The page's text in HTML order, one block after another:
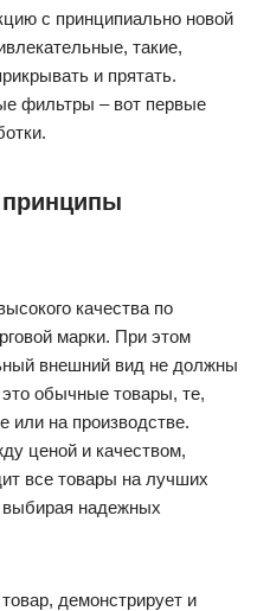
с принципиально новой
такие,
и прятать.
фильтры – вот первые
принципы
качества по
марки. При этом
внешний вид не должны
обычные товары, те,
или на производстве.
ценой и качеством,
все товары на лучших
выбирая надежных
демонстрирует и